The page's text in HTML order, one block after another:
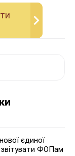
єдиної
звітувати ФОПам